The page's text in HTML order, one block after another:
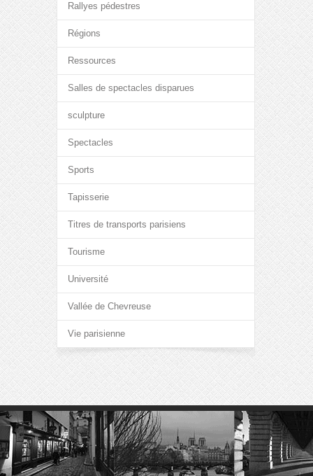
Rallyes pédestres
Régions
Ressources
Salles de spectacles disparues
sculpture
Spectacles
Sports
Tapisserie
Titres de transports parisiens
Tourisme
Université
Vallée de Chevreuse
Vie parisienne